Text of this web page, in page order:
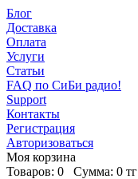
Блог
Доставка
Оплата
Услуги
Статьи
FAQ по СиБи радио!
Support
Контакты
Регистрация
Авторизоваться
Моя корзина
Товаров: 0 Сумма: 0 тг